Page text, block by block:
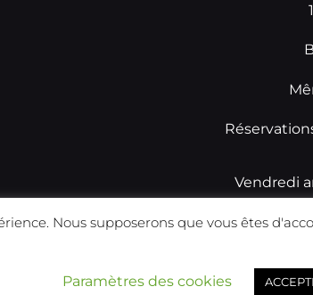
Vendredi
Réalisé par Prismatech
Nous supposerons que vous êtes
Paramètres des cookies